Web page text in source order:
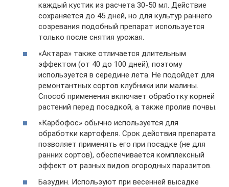
каждый кустик из расчета 30-50 мл. Действие
сохраняется до 45 дней, но для культур раннего
созревания подобный препарат используется
только после снятия урожая.
«Актара» также отличается длительным
эффектом (от 40 до 100 дней), поэтому
используется в середине лета. Не подойдет для
ремонтантных сортов клубники или малины.
Способ применения включает обработку корней
растений перед посадкой, а также пролив почвы.
«Карбофос» обычно используется для
обработки картофеля. Срок действия препарата
позволяет применять его при посадке (не для
ранних сортов), обеспечивается комплексный
эффект от разных видов огородных паразитов.
Базудин. Используют при весенней высадке